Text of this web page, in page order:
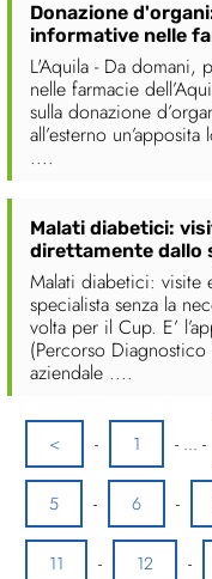
Donazione
informative nelle
L'Aquila - Da domani,
nelle farmacie
sulla donazione
all’esterno
....
Malati diabetici:
direttamente dallo
Malati diabetici: visite
specialista senza la
volta per il Cup. E’
(Percorso
aziendale ....
< - 1 - ... -
5 - 6 -
11 - 12 -